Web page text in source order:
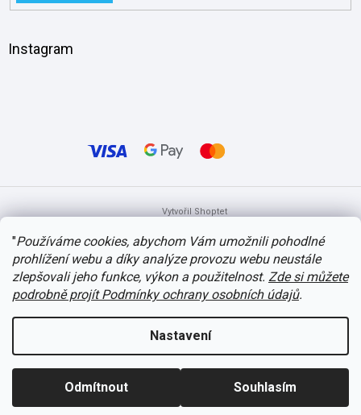
"Používáme cookies, abychom Vám umožnili pohodlné
prohlížení webu a díky analýze provozu webu neustále
zlepšovali jeho funkce, výkon a použitelnost. Zde si můžete
podrobně projít Podmínky ochrany osobních údajů.
Nastavení
Odmítnout Souhlasím
Instagram
Vytvořil Shoptet
Copyright 2026itvlaky.cz. Všechna práva vyhrazena.Upravit nastavení